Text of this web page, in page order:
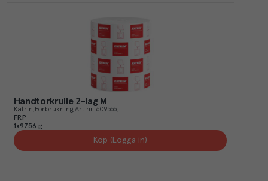
Handtorkrulle 2-lag M
Katrin Förbrukning Art.nr. 609566
FRP
1x9756 g
Köp (Logga in)